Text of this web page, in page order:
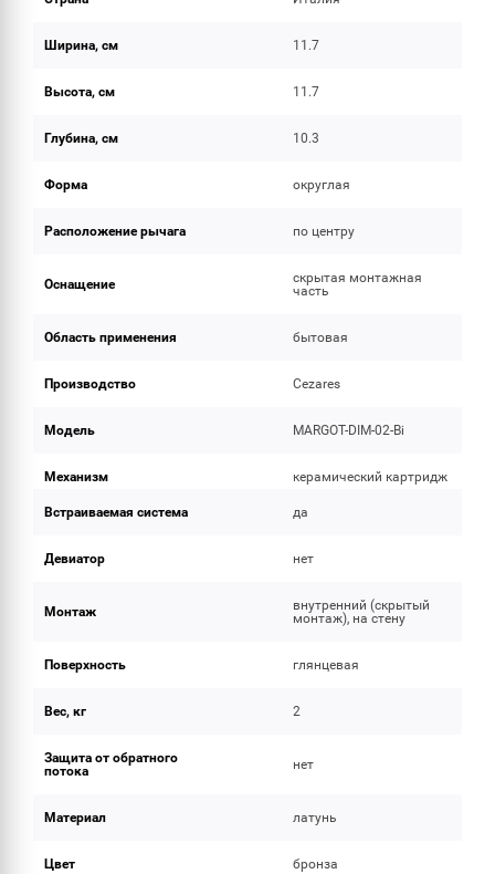
Ширина, см 11.7
Высота, см 11.7
Глубина, см 10.3
Форма округлая
Расположение рычага по центру
Оснащение
скрытая монтажная
часть
Область применения бытовая
Производство Cezares
Модель MARGOT-DIM-02-Bi
Механизм керамический картридж
Встраиваемая система да
Девиатор нет
Монтаж
внутренний (скрытый
монтаж), на стену
Поверхность глянцевая
Вес, кг 2
Защита от обратного
потока
нет
Материал латунь
Цвет бронза